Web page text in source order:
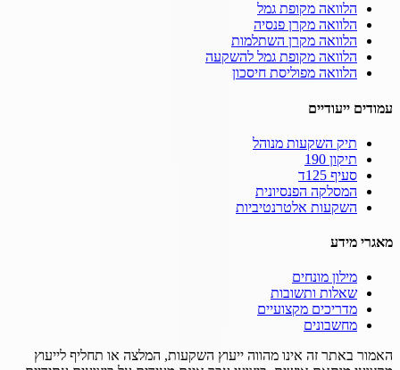
הלוואה מקופת גמל
הלוואה מקרן פנסיה
הלוואה מקרן השתלמות
הלוואה מקופת גמל להשקעה
הלוואה מפוליסת חיסכון
עמודים ייעודיים
תיק השקעות מנוהל
תיקון 190
סעיף 125ד
המסלקה הפנסיונית
השקעות אלטרנטיביות
מאגרי מידע
מילון מונחים
שאלות ותשובות
מדריכים מקצועיים
מחשבונים
האמור באתר זה אינו מהווה ייעוץ השקעות, המלצה או תחליף לייעוץ